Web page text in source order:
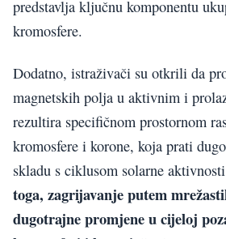
predstavlja ključnu komponentu
kromosfere.
Dodatno, istraživači su otkrili da
magnetskih polja u aktivnim i
rezultira specifičnom prostornom
kromosfere i korone, koja prati
skladu s ciklusom solarne
toga, zagrijavanje putem
dugotrajne promjene u cijeloj